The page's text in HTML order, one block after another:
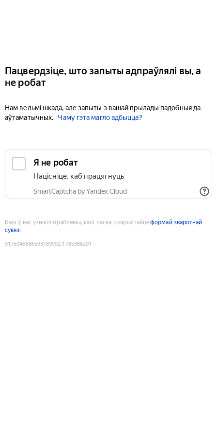
Пацвердзіце, што запыты адпраўлялі вы, а
не робат
Нам вельмі шкада, але запыты з вашай прылады падобныя да
аўтаматычных.
Чаму гэта магло адбыцца?
Я не робат
Націсніце, каб працягнуць
SmartCaptcha by Yandex Cloud
Калі ў вас узніклі праблемы, калі ласка, скарыстайцеформай зваротнай
сувязі
9175046686593789092:1785986291